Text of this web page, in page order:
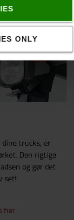
ONLY
trucks, er
Den rigtige
og gør det
set!
her